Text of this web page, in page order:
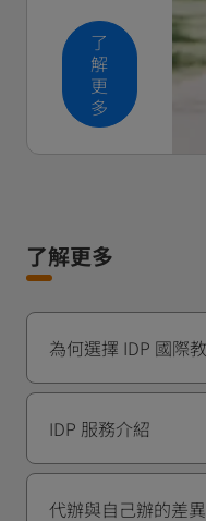
了
解
更
多
了解更多
為何選擇 IDP 國際
IDP 服務介紹
代辦與自己辦的差